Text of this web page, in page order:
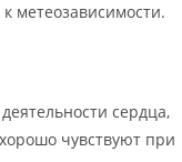
метеозависимости.
сердца,
чувствуют при